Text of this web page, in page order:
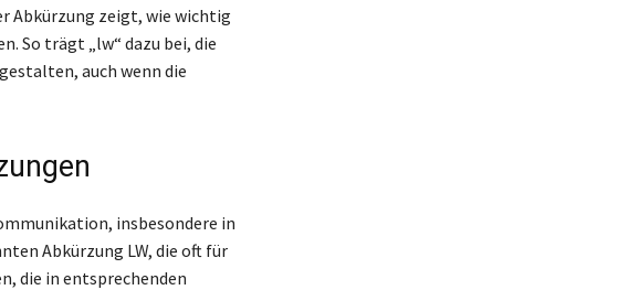
Abkürzung zeigt, wie wichtig
So trägt „lw“ dazu bei, die
auch wenn die
insbesondere in
Abkürzung LW, die oft für
die in entsprechenden